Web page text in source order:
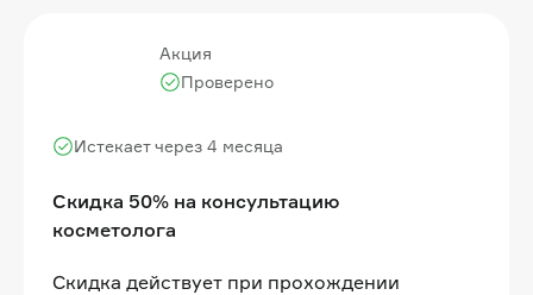
Акция
Скидка 50% на консультацию
косметолога
Истекает через 4 месяца
Проверено
Скидка действует при прохождении